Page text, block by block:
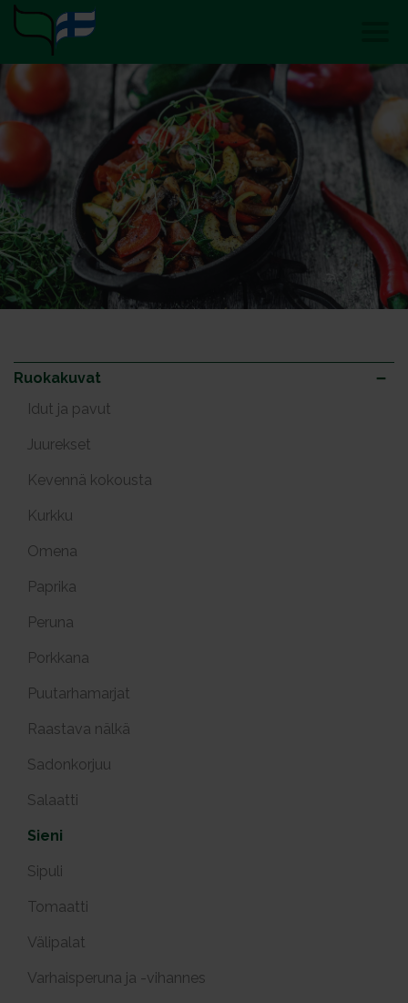
Ruokakuvat
Idut ja pavut
Juurekset
Kevennä kokousta
Kurkku
Omena
Paprika
Peruna
Porkkana
Puutarhamarjat
Raastava nälkä
Sadonkorjuu
Salaatti
Sieni
Sipuli
Tomaatti
Välipalat
Varhaisperuna ja -vihannes